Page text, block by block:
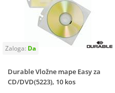
Durable Vložne mape Easy za
CD/DVD(5223), 10 kos